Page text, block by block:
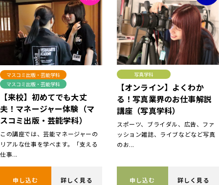
マスコミ出版・芸能学科
マスコミ出版・芸能学科
【来校】初めてでも大丈
夫！マネージャー体験（マ
スコミ出版・芸能学科）
この講座では、芸能マネージャーの
リアルな仕事を学べます。「支える
仕事...
申し込む 詳しく見る
写真学科
【オンライン】よくわか
る！写真業界のお仕事解説
講座（写真学科）
スポーツ、ブライダル、広告、ファ
ッション雑誌、ライブなどなど写真
のお...
申し込む 詳しく見る